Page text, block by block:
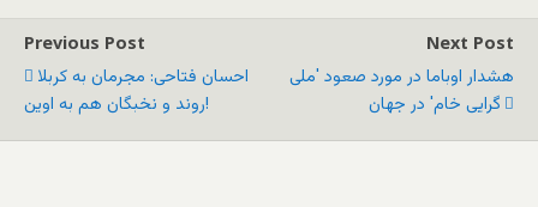
Previous Post
احسان فتاحی: مجرمان به کربلا
روند و نخبگان هم به اوین!
Next Post
هشدار اوباما در مورد صعود 'ملی
گرایی خام' در جهان